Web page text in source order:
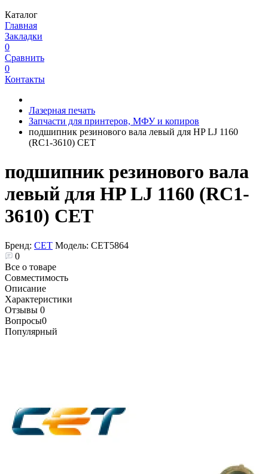
Каталог
Главная
Закладки
0
Сравнить
0
Контакты
Лазерная печать
Запчасти для принтеров, МФУ и копиров
подшипник резинового вала левый для HP LJ 1160
(RC1-3610) CET
подшипник резинового вала
левый для HP LJ 1160 (RC1-
3610) CET
Бренд: CET Модель: CET5864
0
Все о товаре
Совместимость
Описание
Характеристики
Отзывы 0
Вопросы0
Популярный